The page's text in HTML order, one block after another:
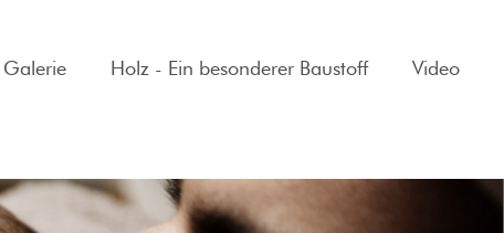
Galerie Holz - Ein besonderer Baustoff Video